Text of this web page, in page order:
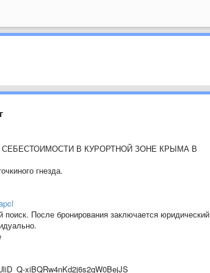
В КУРОРТНОЙ ЗОНЕ КРЫМА В
гнезда.
После бронирования заключается юридический
xiBQRw4nKd2j6s2qW0BejJS